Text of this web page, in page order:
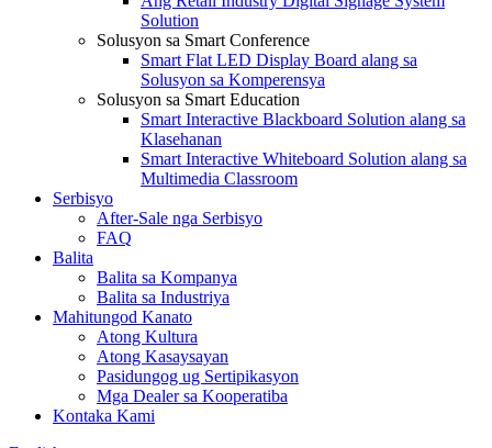
Solution
Solusyon sa Smart Conference
Smart Flat LED Display Board alang sa
Solusyon sa Komperensya
Solusyon sa Smart Education
Smart Interactive Blackboard Solution alang sa
Klasehanan
Smart Interactive Whiteboard Solution alang sa
Multimedia Classroom
Serbisyo
After-Sale nga Serbisyo
FAQ
Balita
Balita sa Kompanya
Balita sa Industriya
Mahitungod Kanato
Atong Kultura
Atong Kasaysayan
Pasidungog ug Sertipikasyon
Mga Dealer sa Kooperatiba
Kontaka Kami